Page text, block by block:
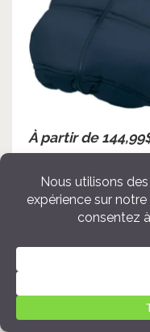
À partir de
Acheter
17.Porte-
Offrir un porte-